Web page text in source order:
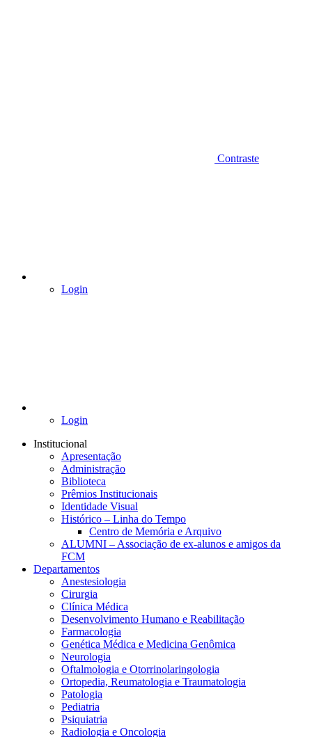
Contraste
Login
Login
Institucional
Apresentação
Administração
Biblioteca
Prêmios Institucionais
Identidade Visual
Histórico – Linha do Tempo
Centro de Memória e Arquivo
ALUMNI – Associação de ex-alunos e amigos da
FCM
Departamentos
Anestesiologia
Cirurgia
Clínica Médica
Desenvolvimento Humano e Reabilitação
Farmacologia
Genética Médica e Medicina Genômica
Neurologia
Oftalmologia e Otorrinolaringologia
Ortopedia, Reumatologia e Traumatologia
Patologia
Pediatria
Psiquiatria
Radiologia e Oncologia